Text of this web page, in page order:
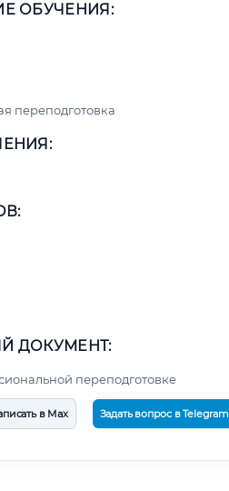
ОБУЧЕНИЯ:
переподготовка
ДОКУМЕНТ:
переподготовке
в Max Задать вопрос в Telegram